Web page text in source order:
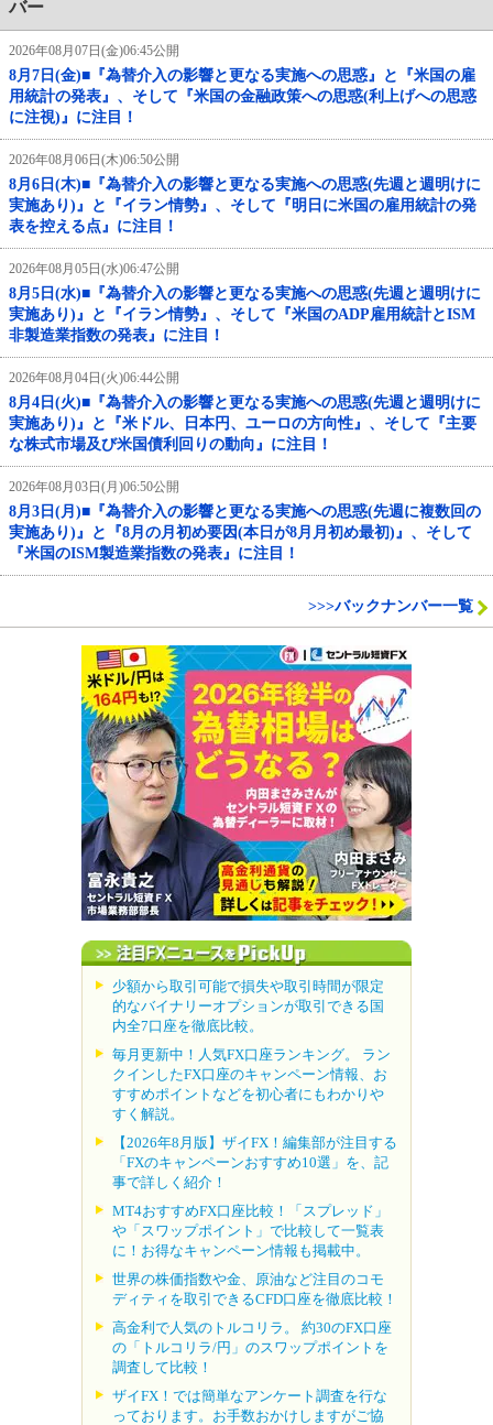
バー
2026年08月07日(金)06:45公開
8月7日(金)■『為替介入の影響と更なる実施への思惑』と『米国の雇
用統計の発表』、そして『米国の金融政策への思惑(利上げへの思惑
に注視)』に注目！
2026年08月06日(木)06:50公開
8月6日(木)■『為替介入の影響と更なる実施への思惑(先週と週明けに
実施あり)』と『イラン情勢』、そして『明日に米国の雇用統計の発
表を控える点』に注目！
2026年08月05日(水)06:47公開
8月5日(水)■『為替介入の影響と更なる実施への思惑(先週と週明けに
実施あり)』と『イラン情勢』、そして『米国のADP雇用統計とISM
非製造業指数の発表』に注目！
2026年08月04日(火)06:44公開
8月4日(火)■『為替介入の影響と更なる実施への思惑(先週と週明けに
実施あり)』と『米ドル、日本円、ユーロの方向性』、そして『主要
な株式市場及び米国債利回りの動向』に注目！
2026年08月03日(月)06:50公開
8月3日(月)■『為替介入の影響と更なる実施への思惑(先週に複数回の
実施あり)』と『8月の月初め要因(本日が8月月初め最初)』、そして
『米国のISM製造業指数の発表』に注目！
>>>バックナンバー一覧
少額から取引可能で損失や取引時間が限定
的なバイナリーオプションが取引できる国
内全7口座を徹底比較。
毎月更新中！人気FX口座ランキング。 ラン
クインしたFX口座のキャンペーン情報、お
すすめポイントなどを初心者にもわかりや
すく解説。
【2026年8月版】ザイFX！編集部が注目する
「FXのキャンペーンおすすめ10選」を、記
事で詳しく紹介！
MT4おすすめFX口座比較！「スプレッド」
や「スワップポイント」で比較して一覧表
に！お得なキャンペーン情報も掲載中。
世界の株価指数や金、原油など注目のコモ
ディティを取引できるCFD口座を徹底比較！
高金利で人気のトルコリラ。 約30のFX口座
の「トルコリラ/円」のスワップポイントを
調査して比較！
ザイFX！では簡単なアンケート調査を行な
っております。お手数おかけしますがご協